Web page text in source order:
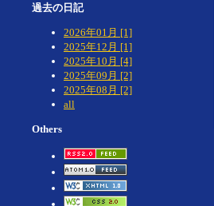
過去の日記
2026年01月 [1]
2025年12月 [1]
2025年10月 [4]
2025年09月 [2]
2025年08月 [2]
all
Others